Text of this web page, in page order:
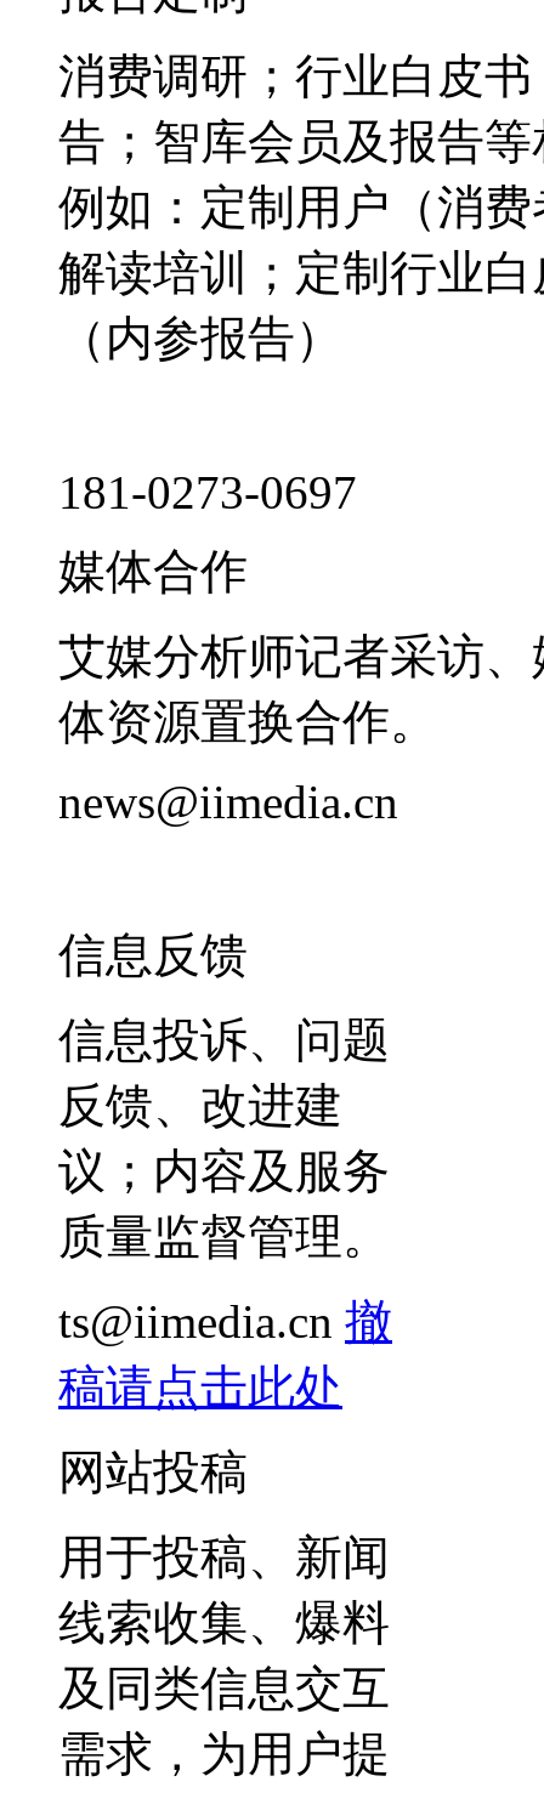
消费调研；行业白皮
告；智库会员及报告
例如：定制用户（消
解读培训；定制行业
（内参报告）
181-0273-0697
媒体合作
艾媒分析师记者采访
体资源置换合作。
news@iimedia.cn
信息反馈
信息投诉、问题
反馈、改进建
议；内容及服务
质量监督管理。
ts@iimedia.cn 撤
稿请点击此处
网站投稿
用于投稿、新闻
线索收集、爆料
及同类信息交互
需求，为用户提